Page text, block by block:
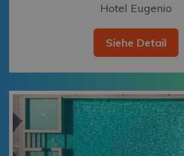
Hotel Eugenio
Siehe Detail